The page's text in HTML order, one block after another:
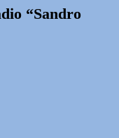
“Sandro